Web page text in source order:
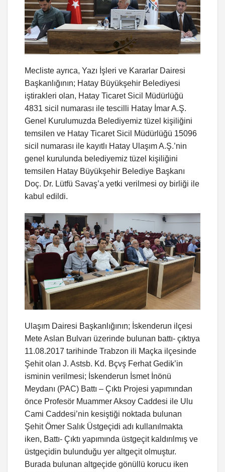
Mecliste ayrıca, Yazı İşleri ve Kararlar Dairesi
Başkanlığının; Hatay Büyükşehir Belediyesi
iştirakleri olan, Hatay Ticaret Sicil Müdürlüğü
4831 sicil numarası ile tescilli Hatay İmar A.Ş.
Genel Kurulumuzda Belediyemiz tüzel kişiliğini
temsilen ve Hatay Ticaret Sicil Müdürlüğü 15096
sicil numarası ile kayıtlı Hatay Ulaşım A.Ş.’nin
genel kurulunda belediyemiz tüzel kişiliğini
temsilen Hatay Büyükşehir Belediye Başkanı
Doç. Dr. Lütfü Savaş’a yetki verilmesi oy birliği ile
kabul edildi.
Ulaşım Dairesi Başkanlığının; İskenderun ilçesi
Mete Aslan Bulvarı üzerinde bulunan battı- çıktıya
11.08.2017 tarihinde Trabzon ili Maçka ilçesinde
Şehit olan J. Astsb. Kd. Bçvş Ferhat Gedik’in
isminin verilmesi; İskenderun İsmet İnönü
Meydanı (PAC) Battı – Çıktı Projesi yapımından
önce Profesör Muammer Aksoy Caddesi ile Ulu
Cami Caddesi’nin kesiştiği noktada bulunan
Şehit Ömer Salık Üstgeçidi adı kullanılmakta
iken, Battı- Çıktı yapımında üstgeçit kaldırılmış ve
üstgeçidin bulunduğu yer altgeçit olmuştur.
Burada bulunan altgeçide gönüllü korucu iken